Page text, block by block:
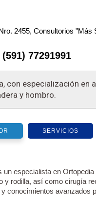
2455, Consultorios "Más
(591) 77291991
con especialización en
y hombro.
SERVICIOS
un especialista en
y rodilla, así como cirugía
conocimientos avanzados